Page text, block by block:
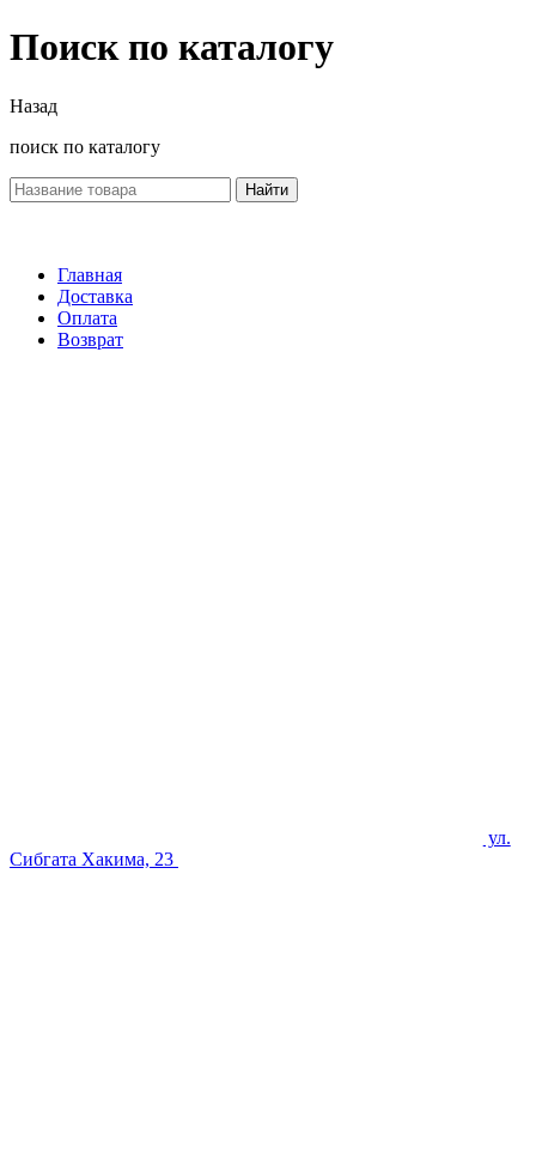
Поиск по каталогу
Назад
поиск по каталогу
Найти
Главная
Доставка
Оплата
Возврат
ул.
Сибгата Хакима, 23